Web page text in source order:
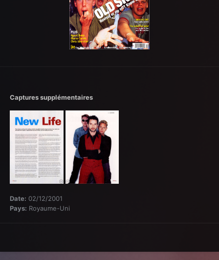
Captures supplémentaires
Date: 02/12/2001
Pays: Royaume-Uni